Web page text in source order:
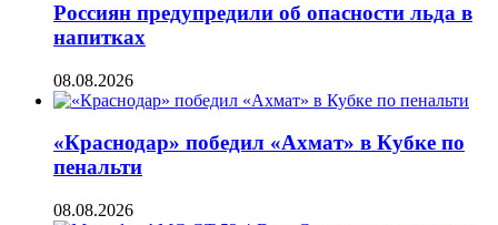
Россиян предупредили об опасности льда в
напитках
08.08.2026
«Краснодар» победил «Ахмат» в Кубке по
пенальти
08.08.2026